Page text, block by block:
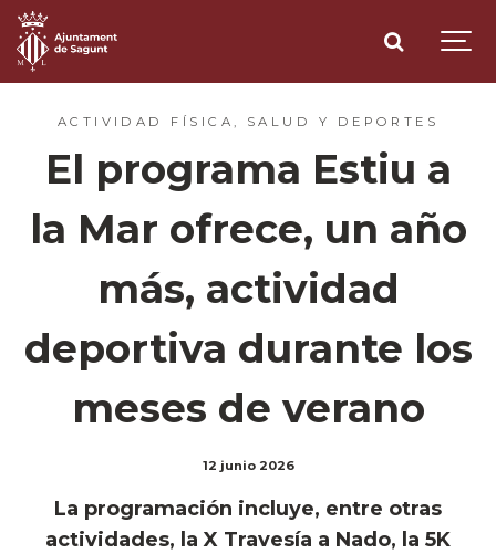
ACTIVIDAD FÍSICA, SALUD Y DEPORTES
El programa Estiu a
la Mar ofrece, un año
más, actividad
deportiva durante los
meses de verano
12 junio 2026
La programación incluye, entre otras
actividades, la X Travesía a Nado, la 5K